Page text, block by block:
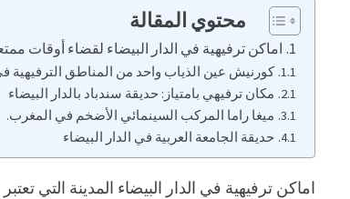
محتوي المقالة
اماكن ترفيهية في الدار البيضاء لقضاء أوقات
كورنيش عين الذياب واحد من المناطق الترفيهية
مكان ترفيهي بامتياز: حديقة سندباد بالدار البيضاء
ميغا راما المركب السينمائي الأضخم في المغرب.
حديقة الجامعة العربية في الدار البيضاء
اماكن ترفيهية في الدار البيضاء المدينة التي